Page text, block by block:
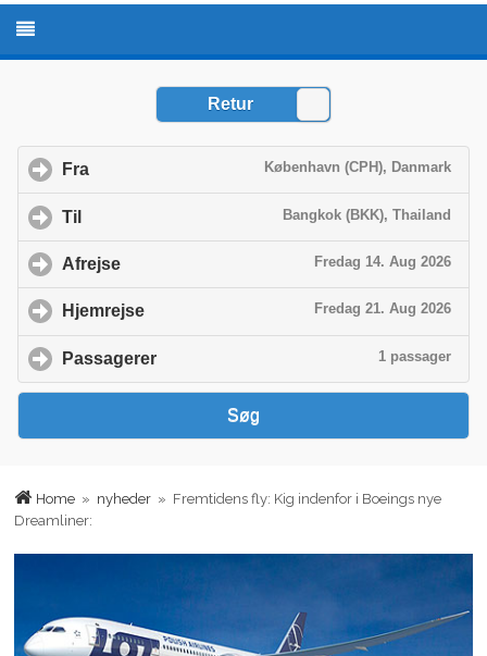
Home » nyheder » Fremtidens fly: Kig indenfor i Boeings nye
Dreamliner: